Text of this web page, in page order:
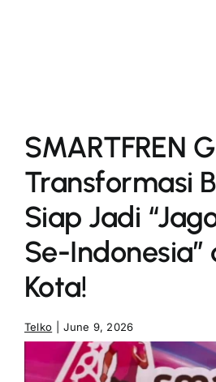
SMARTFREN
Transformasi
Siap Jadi
Se-Indonesia”
Kota!
Telko June 9, 2026